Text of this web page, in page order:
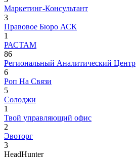
Маркетинг-Консультант
3
Правовое Бюро АСК
1
РАСТАМ
86
Региональный Аналитический Центр
6
Роп На Связи
5
Солоджи
1
Твой управляющий офис
2
Эвоторг
3
HeadHunter